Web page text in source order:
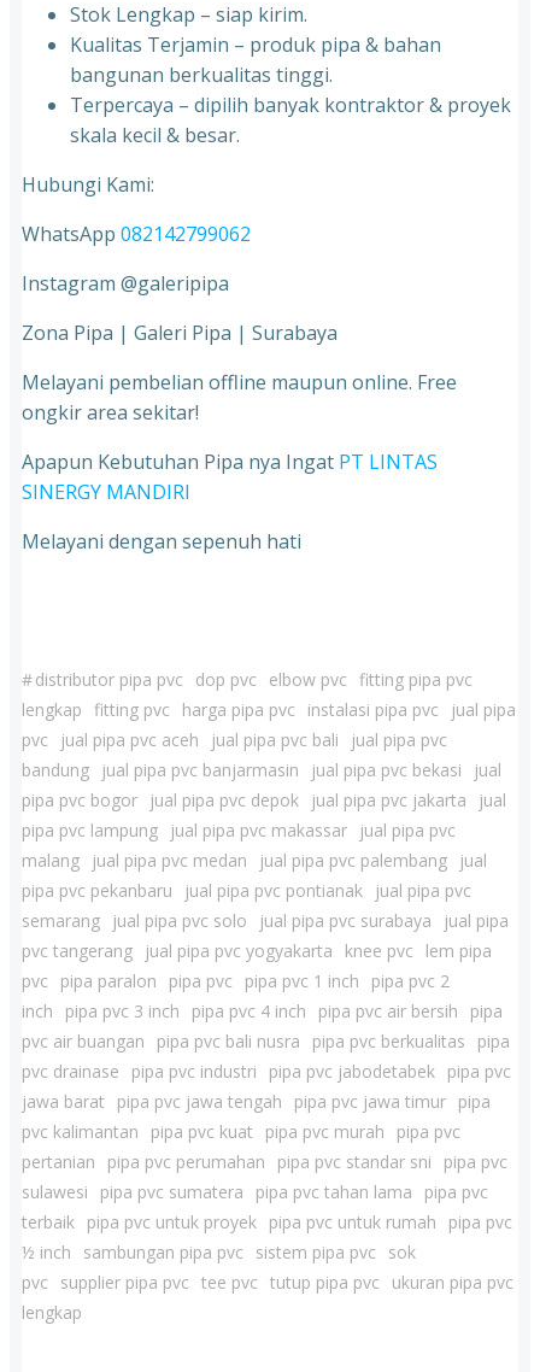
Stok Lengkap – siap kirim.
Kualitas Terjamin – produk pipa & bahan
bangunan berkualitas tinggi.
Terpercaya – dipilih banyak kontraktor & proyek
skala kecil & besar.
Hubungi Kami:
WhatsApp 082142799062
Instagram @galeripipa
Zona Pipa | Galeri Pipa | Surabaya
Melayani pembelian offline maupun online. Free
ongkir area sekitar!
Apapun Kebutuhan Pipa nya Ingat PT LINTAS
SINERGY MANDIRI
Melayani dengan sepenuh hati
#distributor pipa pvc dop pvc elbow pvc fitting pipa pvc
lengkap fitting pvc harga pipa pvc instalasi pipa pvc
jual pipa
pvc
jual pipa pvc aceh jual pipa pvc bali
jual pipa pvc
bandung
jual pipa pvc banjarmasin jual pipa pvc bekasi
jual
pipa pvc bogor
jual pipa pvc depok jual pipa pvc jakarta
jual
pipa pvc lampung
jual pipa pvc makassar
jual pipa pvc
malang
jual pipa pvc medan jual pipa pvc palembang
jual
pipa pvc pekanbaru
jual pipa pvc pontianak
jual pipa pvc
semarang
jual pipa pvc solo jual pipa pvc surabaya
jual pipa
pvc tangerang
jual pipa pvc yogyakarta knee pvc
lem pipa
pvc
pipa paralon pipa pvc pipa pvc 1 inch
pipa pvc 2
inch
pipa pvc 3 inch pipa pvc 4 inch pipa pvc air bersih
pipa
pvc air buangan
pipa pvc bali nusra pipa pvc berkualitas
pipa
pvc drainase
pipa pvc industri pipa pvc jabodetabek pipa pvc
jawa barat
pipa pvc jawa tengah pipa pvc jawa timur pipa
pvc kalimantan
pipa pvc kuat pipa pvc murah
pipa pvc
pertanian
pipa pvc perumahan pipa pvc standar sni
pipa pvc
sulawesi
pipa pvc sumatera pipa pvc tahan lama
pipa pvc
terbaik pipa pvc untuk proyek pipa pvc untuk rumah
pipa pvc
½ inch
sambungan pipa pvc sistem pipa pvc
sok
pvc
supplier pipa pvc tee pvc tutup pipa pvc
ukuran pipa pvc
lengkap